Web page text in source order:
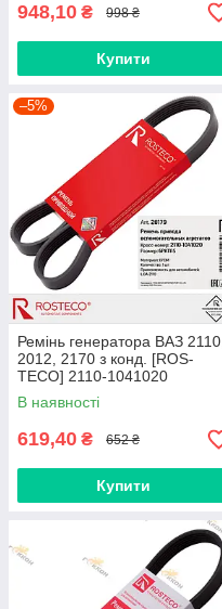
948,10 ₴ 998 ₴
Купити
–5%
Ремінь генератора ВАЗ 2110,
2012, 2170 з конд. [ROS-
TECO] 2110-1041020
В наявності
619,40 ₴ 652 ₴
Купити